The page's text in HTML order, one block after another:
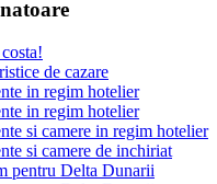
de cazare
in regim hotelier
in regim hotelier
si camere in regim hotelier
si camere de inchiriat
pentru Delta Dunarii